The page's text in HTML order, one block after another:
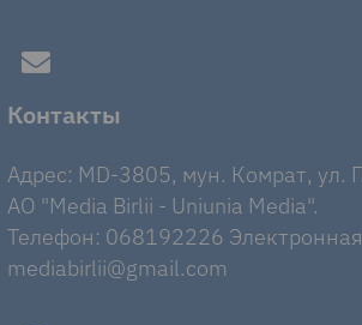
Контакты
Адрес: MD-3805, мун. Комрат, ул.
AO "Media Birlii - Uniunia Media".
Телефон: 068192226
mediabirlii@gmail.com